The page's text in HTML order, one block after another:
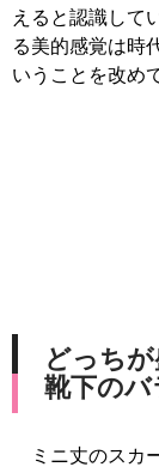
えると認識して
る美的感覚は時
いうことを改め
どっち
靴下のバ
ミニ丈のスカ